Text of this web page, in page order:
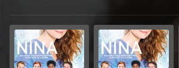
Ver